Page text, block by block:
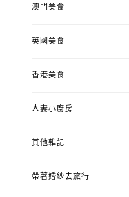
澳門美食
英國美食
香港美食
人妻小廚房
其他雜記
帶著婚紗去旅行